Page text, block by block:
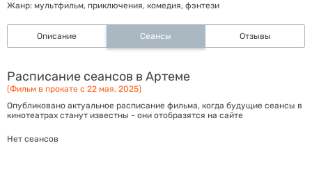
Жанр: мультфильм, приключения, комедия, фэнтези
Описание Сеансы Отзывы
Расписание сеансов в Артеме
(Фильм в прокате с 22 мая, 2025)
Опубликовано актуальное расписание фильма, когда будущие сеансы в
кинотеатрах станут известны - они отобразятся на сайте
Нет сеансов